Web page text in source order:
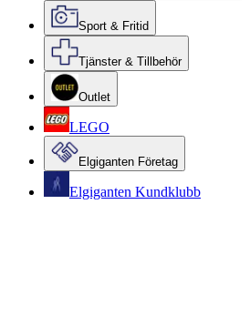
Sport & Fritid
Tjänster & Tillbehör
Outlet
LEGO
Elgiganten Företag
Elgiganten Kundklubb